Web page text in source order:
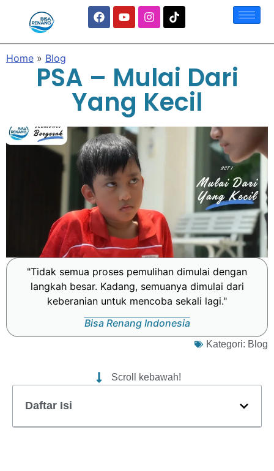
Home » Blog
PSA – Mulai Dari
Yang Kecil
"Tidak semua proses pemulihan dimulai dengan
langkah besar. Kadang, semuanya dimulai dari
keberanian untuk mencoba sekali lagi."
Bisa Renang Indonesia
Kategori: Blog
Scroll kebawah!
Daftar Isi